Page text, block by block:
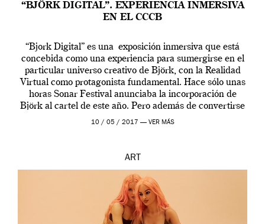
“BJÖRK DIGITAL”. EXPERIENCIA INMERSIVA
EN EL CCCB
“Bjork Digital” es una exposición inmersiva que está
concebida como una experiencia para sumergirse en el
particular universo creativo de Björk, con la Realidad
Virtual como protagonista fundamental. Hace sólo unas
horas Sonar Festival anunciaba la incorporación de
Björk al cartel de este año. Pero además de convertirse
en una de las actuaciones más relevantes […]
10 / 05 / 2017 — VER MÁS
ART